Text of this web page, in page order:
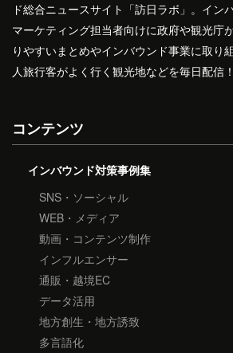
ド総合ニュースサイト「訪日ラボ」。イン
マーケティング担当者向けに政府や観光庁
りやすいまとめやインバウンド事業に取り
人旅行客がよく行く観光地などを毎日配信！
コンテンツ
インバウンド対策事例集
SNS・ソーシャル
WEB・メディア
動画・コンテンツ制作
インフルエンサー
通販・越境EC
データ活用
地方創生・地方誘致
多言語化